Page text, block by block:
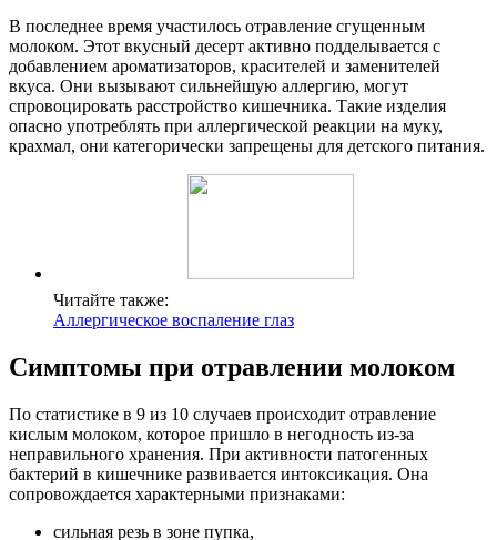
В последнее время участилось отравление сгущенным
молоком. Этот вкусный десерт активно подделывается с
добавлением ароматизаторов, красителей и заменителей
вкуса. Они вызывают сильнейшую аллергию, могут
спровоцировать расстройство кишечника. Такие изделия
опасно употреблять при аллергической реакции на муку,
крахмал, они категорически запрещены для детского питания.
Читайте также:
Аллергическое воспаление глаз
Симптомы при отравлении молоком
По статистике в 9 из 10 случаев происходит отравление
кислым молоком, которое пришло в негодность из-за
неправильного хранения. При активности патогенных
бактерий в кишечнике развивается интоксикация. Она
сопровождается характерными признаками:
сильная резь в зоне пупка,